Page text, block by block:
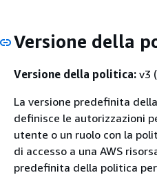
Versione della
Versione della politica: v3
La versione predefinita
definisce le autorizzazioni
utente o un ruolo con la
di accesso a una AWS
predefinita della politica